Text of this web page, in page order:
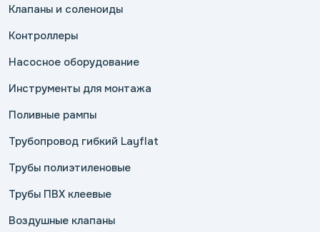
Клапаны и соленоиды
Контроллеры
Насосное оборудование
Инструменты для монтажа
Поливные рампы
Трубопровод гибкий Layflat
Трубы полиэтиленовые
Трубы ПВХ клеевые
Воздушные клапаны